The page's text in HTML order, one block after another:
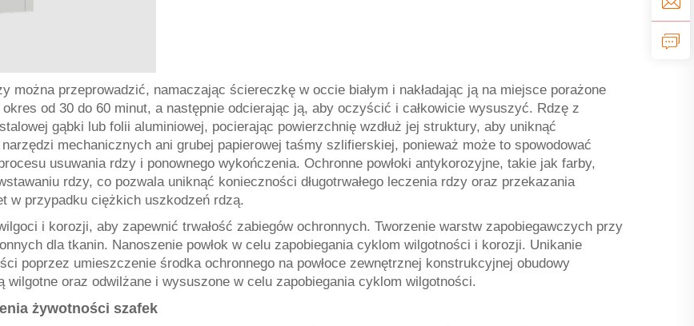
można przeprowadzić, namaczając ściereczkę w occie białym i nakładając ją na miejsce porażone
od 30 do 60 minut, a następnie odcierając ją, aby oczyścić i całkowicie wysuszyć. Rdzę z
gąbki lub folii aluminiowej, pocierając powierzchnię wzdłuż jej struktury, aby uniknąć
mechanicznych ani grubej papierowej taśmy szlifierskiej, ponieważ może to spowodować
usuwania rdzy i ponownego wykończenia. Ochronne powłoki antykorozyjne, takie jak farby,
rdzy, co pozwala uniknąć konieczności długotrwałego leczenia rdzy oraz przekazania
w przypadku ciężkich uszkodzeń rdzą.
i korozji, aby zapewnić trwałość zabiegów ochronnych. Tworzenie warstw zapobiegawczych przy
dla tkanin. Nanoszenie powłok w celu zapobiegania cyklom wilgotności i korozji. Unikanie
poprzez umieszczenie środka ochronnego na powłoce zewnętrznej konstrukcyjnej obudowy
oraz odwilżane i wysuszone w celu zapobiegania cyklom wilgotności.
żywotności szafek